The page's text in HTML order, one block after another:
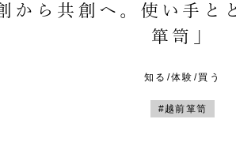
から共創へ。使い手と
箪笥」
知る/体験/買う
#越前箪笥